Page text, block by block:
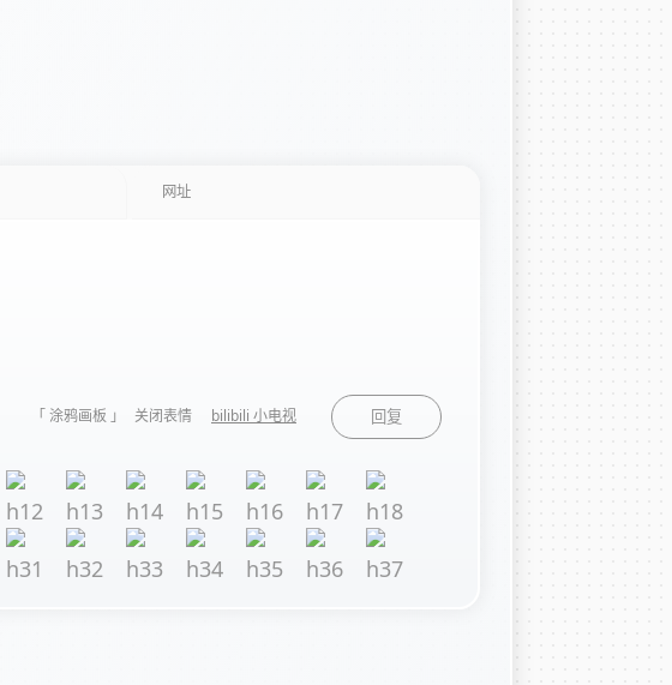
「 涂鸦画板 」 关闭表情 bilibili 小电视 回复